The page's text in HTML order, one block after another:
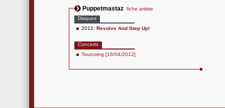
Puppetmastaz fiche artiste
Disques
2012: Revolve And Step Up!
Concerts
Tourcoing [16/04/2012]